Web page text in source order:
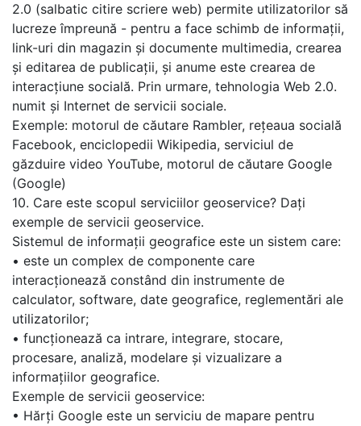
2.0 (salbatic citire scriere web) permite utilizatorilor să
lucreze împreună - pentru a face schimb de informații,
link-uri din magazin și documente multimedia, crearea
și editarea de publicații, și anume este crearea de
interacțiune socială. Prin urmare, tehnologia Web 2.0.
numit și Internet de servicii sociale.
Exemple: motorul de căutare Rambler, rețeaua socială
Facebook, enciclopedii Wikipedia, serviciul de
găzduire video YouTube, motorul de căutare Google
(Google)
10. Care este scopul serviciilor geoservice? Dați
exemple de servicii geoservice.
Sistemul de informații geografice este un sistem care:
• este un complex de componente care
interacționează constând din instrumente de
calculator, software, date geografice, reglementări ale
utilizatorilor;
• funcționează ca intrare, integrare, stocare,
procesare, analiză, modelare și vizualizare a
informațiilor geografice.
Exemple de servicii geoservice:
• Hărți Google este un serviciu de mapare pentru